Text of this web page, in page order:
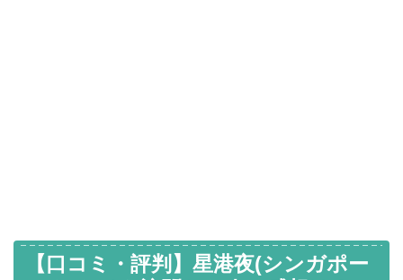
【口コミ・評判】星港夜(シンガポー